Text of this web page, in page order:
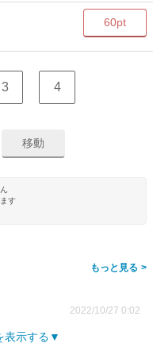
60pt
3 4
す
>
2022/10/27 0:02
表示する